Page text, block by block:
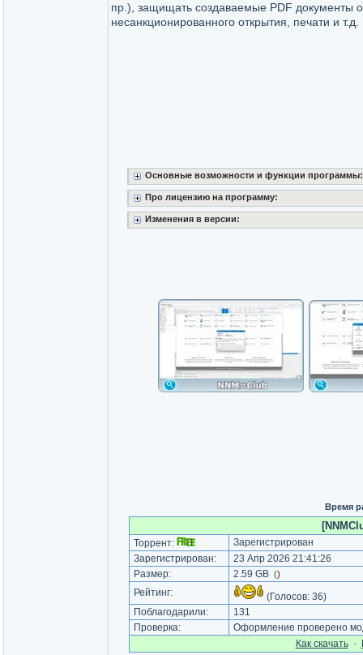
пр.), защищать создаваемые PDF документы
несанкционированного открытия, печати и т.д.
Основные возможности и функции программы:
Про лицензию на программу:
Изменения в версии:
Время
Торрент:
Зарегистрирован
Зарегистрирован:
23 Апр 2026 21:41:26
Размер:
2.59 GB ()
Рейтинг: (Голосов: 36)
Поблагодарили:
131
Проверка:
Оформление проверено
Как cкачать·